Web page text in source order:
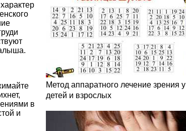
в
и
Метод аппаратного лечение зрения у
детей и взрослых